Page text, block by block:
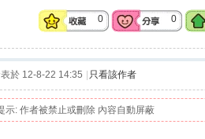
0 0
於 12-8-22 14:35 只看該作者
示: 作者被禁止或刪除 內容自動屏蔽